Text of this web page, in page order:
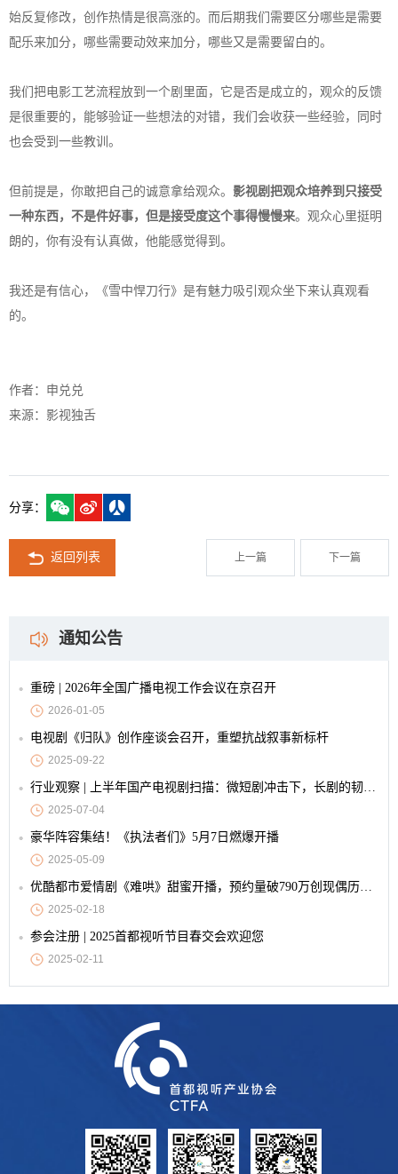
始反复修改，创作热情是很高涨的。而后期我们需要区分哪些是需要
配乐来加分，哪些需要动效来加分，哪些又是需要留白的。
我们把电影工艺流程放到一个剧里面，它是否是成立的，观众的反馈
是很重要的，能够验证一些想法的对错，我们会收获一些经验，同时
也会受到一些教训。
但前提是，你敢把自己的诚意拿给观众。 影视剧把观众培养到只接受
一种东西，不是件好事，但是接受度这个事得慢慢来。观众心里挺明
朗的，你有没有认真做，他能感觉得到。
我还是有信心，《雪中悍刀行》是有魅力吸引观众坐下来认真观看
的。
作者：申兑兑
来源：影视独舌
分享：
返回列表 上一篇 下一篇
通知公告
重磅 | 2026年全国广播电视工作会议在京召开
2026-01-05
电视剧《归队》创作座谈会召开，重塑抗战叙事新标杆
2025-09-22
2025-07-04
豪华阵容集结！《执法者们》5月7日燃爆开播
2025-05-09
2025-02-18
参会注册 | 2025首都视听节目春交会欢迎您
2025-02-11